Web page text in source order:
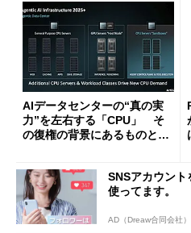
AIデータセンターの“真の実
力”を左右する「CPU」 そ
の復権の背景にあるものと
SNSアカウント
使ってます。
AD（Dreaw合同会社）